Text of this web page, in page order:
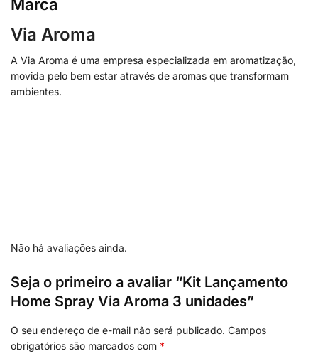
Marca
Via Aroma
A Via Aroma é uma empresa especializada em aromatização,
movida pelo bem estar através de aromas que transformam
ambientes.
Não há avaliações ainda.
Seja o primeiro a avaliar “Kit Lançamento
Home Spray Via Aroma 3 unidades”
O seu endereço de e-mail não será publicado. Campos
obrigatórios são marcados com *